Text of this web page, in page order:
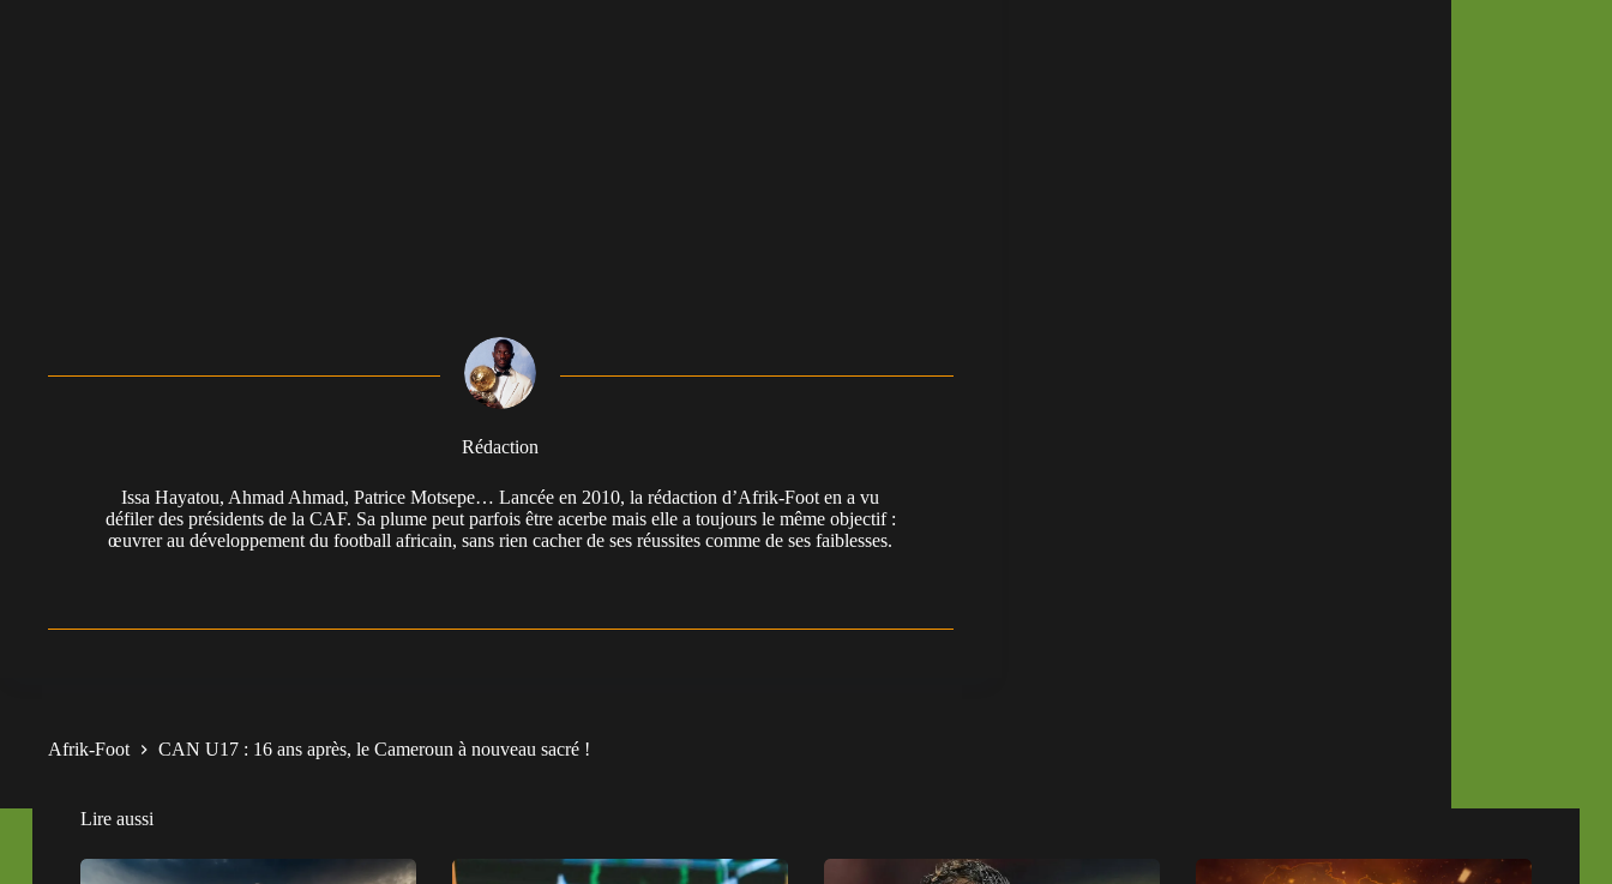
Rédaction
Issa Hayatou, Ahmad Ahmad, Patrice Motsepe… Lancée en 2010, la rédaction d’Afrik-Foot en a vu
défiler des présidents de la CAF. Sa plume peut parfois être acerbe mais elle a toujours le même objectif :
œuvrer au développement du football africain, sans rien cacher de ses réussites comme de ses faiblesses.
Afrik-Foot CAN U17 : 16 ans après, le Cameroun à nouveau sacré !
Lire aussi